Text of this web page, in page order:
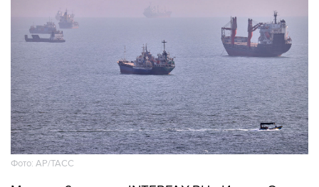
Фото: AP/ТАСС